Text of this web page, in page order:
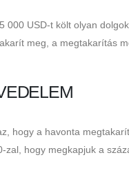
USD-t költ olyan
meg, a megtakarítás
hogy a havonta
hogy megkapjuk a